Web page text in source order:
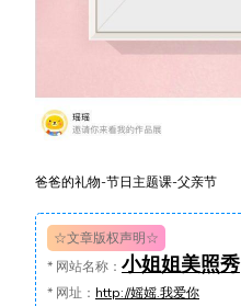
爸爸的礼物-节日主题课-父亲节
☆文章版权声明☆
* 网站名称： 小姐姐美照秀
* 网址： http://媱媱.我爱你